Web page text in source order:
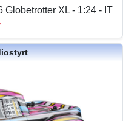
XL - 1:24 - IT